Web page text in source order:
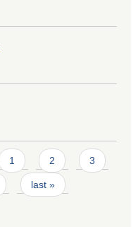
1 2 3
last »